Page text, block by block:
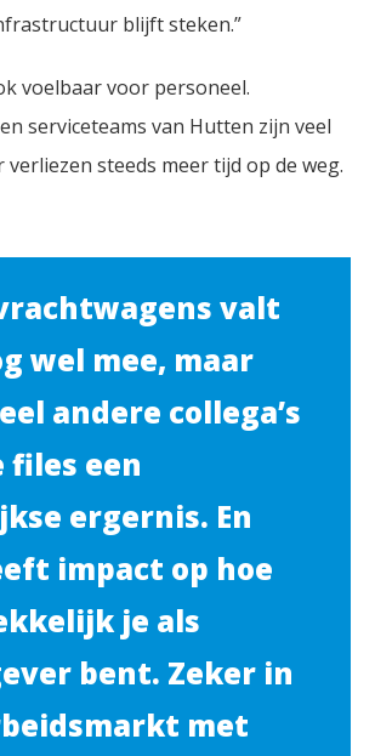
blijft steken.”
voelbaar voor personeel.
serviceteams van Hutten zijn veel
steeds meer tijd op de weg.
valt
wel mee, maar
andere collega’s
files een
ergernis. En
impact op hoe
je als
bent. Zeker in
met